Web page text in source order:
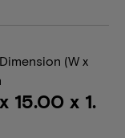
(W x
15.00 x 1.